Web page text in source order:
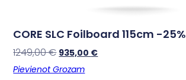
CORE SLC Foilboard 115cm -25%
1249,00€ 935,00 €
Pievienot Grozam